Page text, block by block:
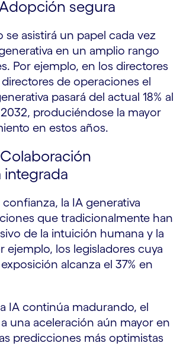
segura
se asistirá un papel cada vez
en un amplio rango
Por ejemplo, en los directores
de operaciones el
pasará del actual 18% al
2032, produciéndose la mayor
en estos años.
integrada
la IA generativa
que tradicionalmente han
de la intuición humana y la
ejemplo, los legisladores cuya
alcanza el 37% en
IA continúa madurando, el
una aceleración aún mayor en
predicciones más optimistas